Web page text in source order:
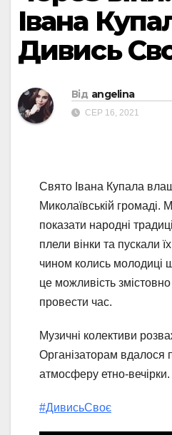
Івана
Дивись
Від angelina
СЕР 16, 2021
Свято Івана Купала
Миколаївській
показати народні
плели вінки та пускали
чином колись молодиці
це можливість
провести час.
Музичні колективи
Організаторам вдалося
атмосферу етно-вечірки.
#ДивисьСвоє